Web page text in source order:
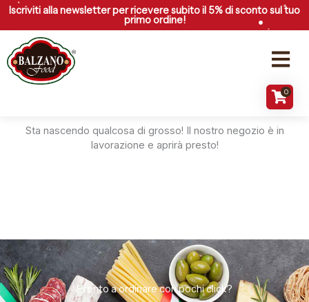
Vai
contenuto
Iscriviti alla newsletter per ricevere subito il 5% di sconto sul tuo
primo ordine!
Menu
0
Sta nascendo qualcosa di grosso! Il nostro negozio è in
lavorazione e aprirà presto!
Pronto a ordinare con pochi click?